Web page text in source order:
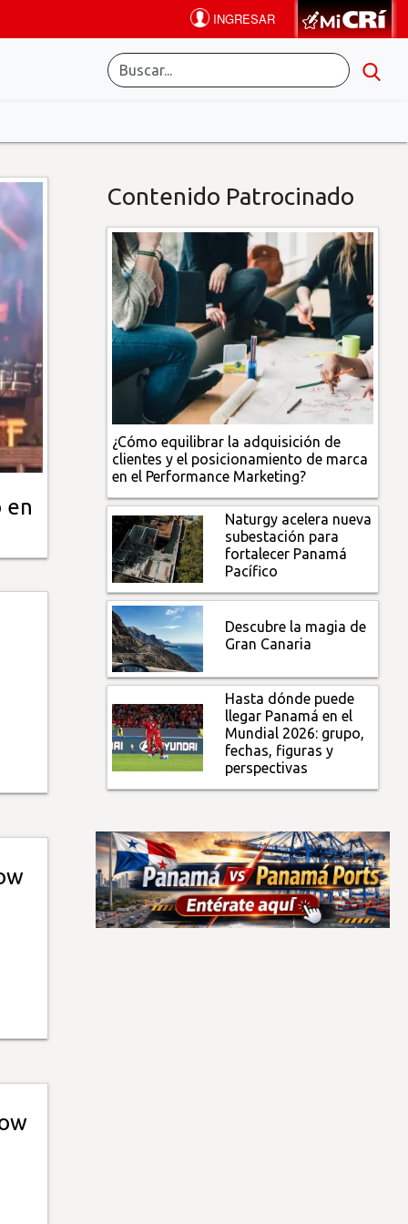
en
Contenido Patrocinado
¿Cómo equilibrar la adquisición de
clientes y el posicionamiento de marca
en el Performance Marketing?
Naturgy acelera nueva
subestación para
fortalecer Panamá
Pacífico
Descubre la magia de
Gran Canaria
Hasta dónde puede
llegar Panamá en el
Mundial 2026: grupo,
fechas, figuras y
perspectivas